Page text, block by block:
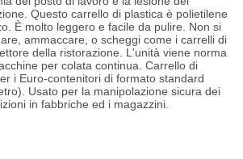
Questo carrello di plastica è polietilene
È molto leggero e facile da pulire. Non si
ammaccare, o scheggi come i carrelli di
della ristorazione. L'unità viene norma
per colata continua. Carrello di
i Euro-contenitori di formato standard
Usato per la manipolazione sicura dei
in fabbriche ed i magazzini.